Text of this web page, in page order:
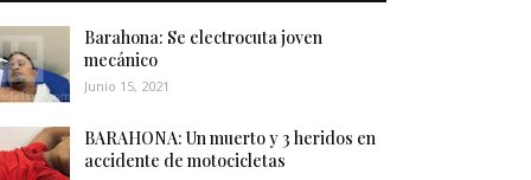
Barahona: Se electrocuta joven
mecánico
Junio 15, 2021
BARAHONA: Un muerto y 3 heridos en
accidente de motocicletas